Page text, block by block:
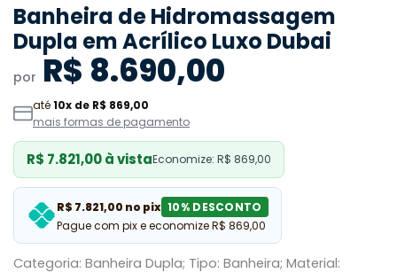
Banheira de Hidromassagem
Dupla em Acrílico Luxo Dubai
por R$ 8.690,00
até10x de R$ 869,00
mais formas de pagamento
R$ 7.821,00 à vistaEconomize: R$ 869,00
R$ 7.821,00 no pix 10% DESCONTO
Pague com pix e economize R$ 869,00
Categoria: Banheira Dupla; Tipo: Banheira; Material: